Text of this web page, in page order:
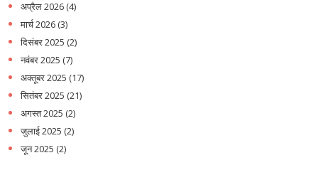
अप्रैल 2026 (4)
मार्च 2026 (3)
दिसंबर 2025 (2)
नवंबर 2025 (7)
अक्तूबर 2025 (17)
सितंबर 2025 (21)
अगस्त 2025 (2)
जुलाई 2025 (2)
जून 2025 (2)